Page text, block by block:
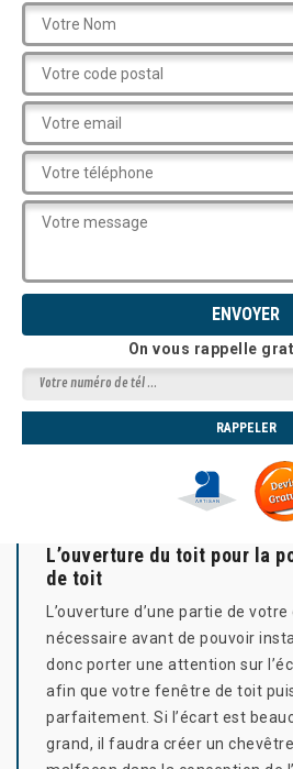
On vous rappelle
L’ouverture du toit pour la
de toit
L’ouverture d’une partie de
nécessaire avant de pouvoir
donc porter une attention sur
afin que votre fenêtre de toit
parfaitement. Si l’écart est
grand, il faudra créer un